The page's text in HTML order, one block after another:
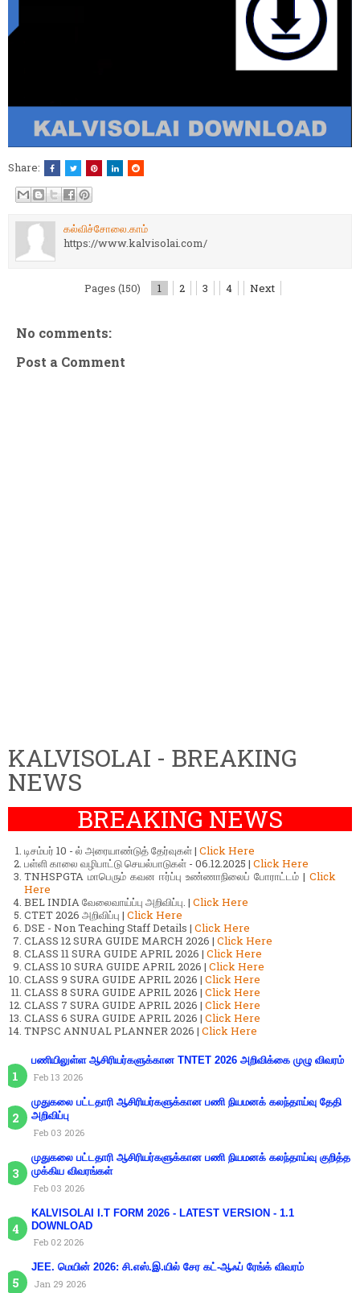
Share:
கல்விச்சோலை.காம்
https://www.kalvisolai.com/
Pages (150) 1 2 3 4 Next
No comments:
Post a Comment
KALVISOLAI - BREAKING
NEWS
BREAKING NEWS
டிசம்பர் 10 - ல் அரையாண்டுத் தேர்வுகள் | Click Here
பள்ளி காலை வழிபாட்டு செயல்பாடுகள் - 06.12.2025 | Click Here
TNHSPGTA மாபெரும் கவன ஈர்ப்பு உண்ணாநிலைப் போராட்டம் | Click
Here
BEL INDIA வேலைவாய்ப்பு அறிவிப்பு. | Click Here
CTET 2026 அறிவிப்பு | Click Here
DSE - Non Teaching Staff Details | Click Here
CLASS 12 SURA GUIDE MARCH 2026 | Click Here
CLASS 11 SURA GUIDE APRIL 2026 | Click Here
CLASS 10 SURA GUIDE APRIL 2026 | Click Here
CLASS 9 SURA GUIDE APRIL 2026 | Click Here
CLASS 8 SURA GUIDE APRIL 2026 | Click Here
CLASS 7 SURA GUIDE APRIL 2026 | Click Here
CLASS 6 SURA GUIDE APRIL 2026 | Click Here
TNPSC ANNUAL PLANNER 2026 | Click Here
பணியிலுள்ள ஆசிரியர்களுக்கான TNTET 2026 அறிவிக்கை முழு விவரம்
Feb 13 2026
முதுகலை பட்டதாரி ஆசிரியர்களுக்கான பணி நியமனக் கலந்தாய்வு தேதி
அறிவிப்பு
Feb 03 2026
முதுகலை பட்டதாரி ஆசிரியர்களுக்கான பணி நியமனக் கலந்தாய்வு குறித்த
முக்கிய விவரங்கள்
Feb 03 2026
KALVISOLAI I.T FORM 2026 - LATEST VERSION - 1.1
DOWNLOAD
Feb 02 2026
JEE. மெயின் 2026: சி.எஸ்.இ.யில் சேர கட்-ஆஃப் ரேங்க் விவரம்
Jan 29 2026